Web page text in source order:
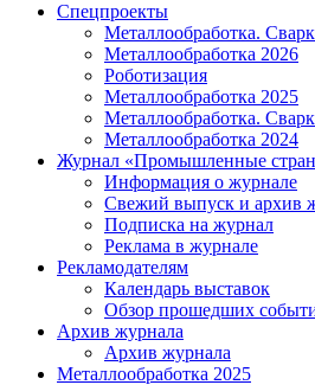
Спецпроекты
Металлообработка.
Металлообработка 2026
Роботизация
Металлообработка 2025
Металлообработка.
Металлообработка 2024
Журнал «Промышленные
Информация о журнале
Свежий выпуск и архив
Подписка на журнал
Реклама в журнале
Рекламодателям
Календарь выставок
Обзор прошедших
Архив журнала
Архив журнала
Металлообработка 2025